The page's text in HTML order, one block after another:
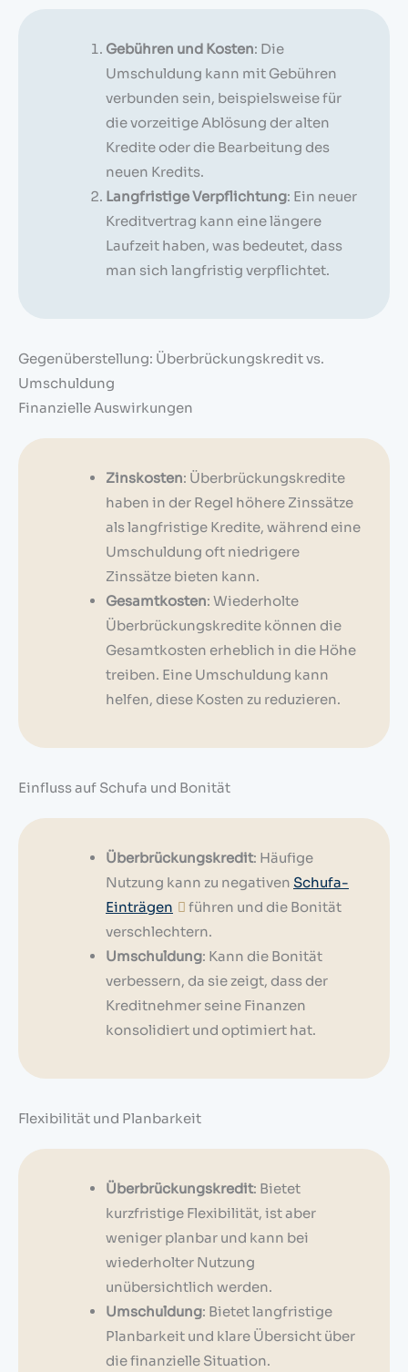
Gebühren und Kosten: Die
Umschuldung kann mit Gebühren
verbunden sein, beispielsweise für
die vorzeitige Ablösung der alten
Kredite oder die Bearbeitung des
neuen Kredits.
Langfristige Verpflichtung: Ein neuer
Kreditvertrag kann eine längere
Laufzeit haben, was bedeutet, dass
man sich langfristig verpflichtet.
Gegenüberstellung: Überbrückungskredit vs.
Umschuldung
Finanzielle Auswirkungen
Zinskosten: Überbrückungskredite
haben in der Regel höhere Zinssätze
als langfristige Kredite, während eine
Umschuldung oft niedrigere
Zinssätze bieten kann.
Gesamtkosten: Wiederholte
Überbrückungskredite können die
Gesamtkosten erheblich in die Höhe
treiben. Eine Umschuldung kann
helfen, diese Kosten zu reduzieren.
Einfluss auf Schufa und Bonität
Überbrückungskredit: Häufige
Nutzung kann zu negativen Schufa-
Einträgen
führen und die Bonität
verschlechtern.
Umschuldung: Kann die Bonität
verbessern, da sie zeigt, dass der
Kreditnehmer seine Finanzen
konsolidiert und optimiert hat.
Flexibilität und Planbarkeit
Überbrückungskredit: Bietet
kurzfristige Flexibilität, ist aber
weniger planbar und kann bei
wiederholter Nutzung
unübersichtlich werden.
Umschuldung: Bietet langfristige
Planbarkeit und klare Übersicht über
die finanzielle Situation.